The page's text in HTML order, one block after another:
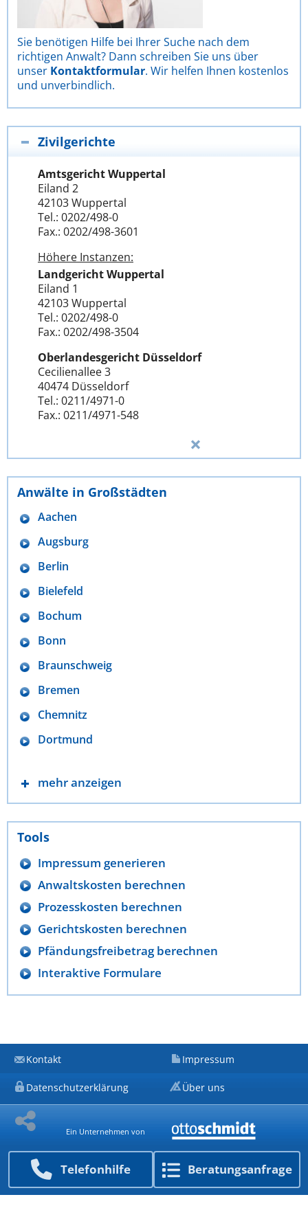
Telefon­hilfe Beratungs­anfrage
Sie benötigen Hilfe bei Ihrer Suche nach dem
richtigen Anwalt? Dann schreiben Sie uns über
unser Kontaktformular. Wir helfen Ihnen kostenlos
und unverbindlich.
Zivilgerichte
Amtsgericht Wuppertal
Eiland 2
42103 Wuppertal
Tel.: 0202/498-0
Fax.: 0202/498-3601
Höhere Instanzen:
Landgericht Wuppertal
Eiland 1
42103 Wuppertal
Tel.: 0202/498-0
Fax.: 0202/498-3504
Oberlandesgericht Düsseldorf
Cecilienallee 3
40474 Düsseldorf
Tel.: 0211/4971-0
Fax.: 0211/4971-548
Anwälte in Großstädten
Aachen
Augsburg
Berlin
Bielefeld
Bochum
Bonn
Braunschweig
Bremen
Chemnitz
Dortmund
mehr anzeigen
Tools
Impressum generieren
Anwaltskosten berechnen
Prozesskosten berechnen
Gerichtskosten berechnen
Pfändungsfreibetrag berechnen
Interaktive Formulare
Kontakt Impressum
Datenschutzerklärung Über uns
Ein Unternehmen von